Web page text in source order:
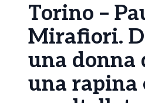
Torino –
Mirafiori.
una donna
una rapina